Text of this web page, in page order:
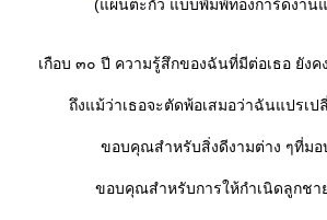
(แผ่นตะกั่ว แบบพิมพ์ทองการ์ดงาน
เกือบ ๓๐ ปี ความรู้สึกของฉันที่มีต่อเธอ ยังค
ถึงแม้ว่าเธอจะตัดพ้อเสมอว่าฉันแปรเป
ขอบคุณสำหรับสิ่งดีงามต่าง ๆที่ม
ขอบคุณสำหรับการให้กำเนิดลูกชา